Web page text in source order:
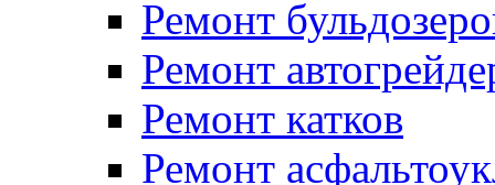
Ремонт
Ремонт
Ремонт катков
Ремонт